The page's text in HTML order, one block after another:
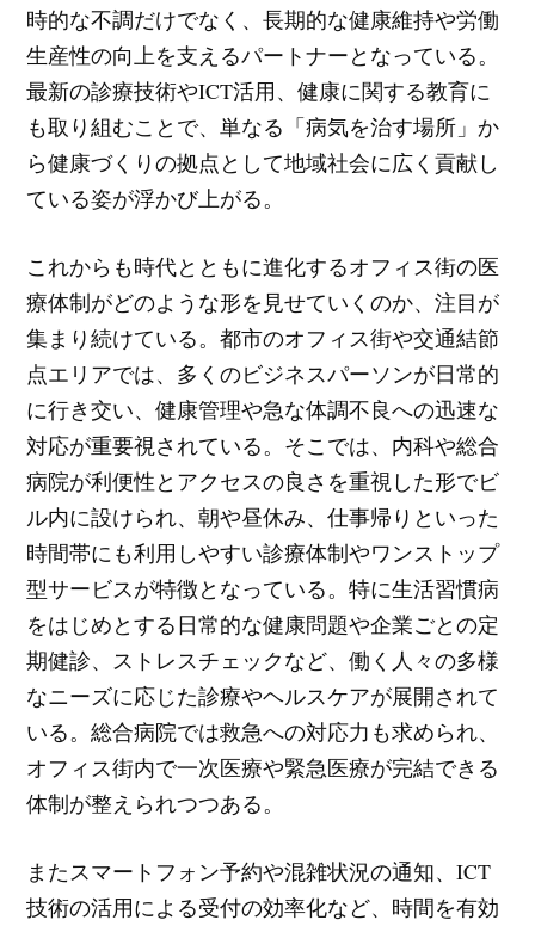
時的な不調だけでなく、長期的な健康維持や労働
生産性の向上を支えるパートナーとなっている。
最新の診療技術やICT活用、健康に関する教育に
も取り組むことで、単なる「病気を治す場所」か
ら健康づくりの拠点として地域社会に広く貢献し
ている姿が浮かび上がる。
これからも時代とともに進化するオフィス街の医
療体制がどのような形を見せていくのか、注目が
集まり続けている。都市のオフィス街や交通結節
点エリアでは、多くのビジネスパーソンが日常的
に行き交い、健康管理や急な体調不良への迅速な
対応が重要視されている。そこでは、内科や総合
病院が利便性とアクセスの良さを重視した形でビ
ル内に設けられ、朝や昼休み、仕事帰りといった
時間帯にも利用しやすい診療体制やワンストップ
型サービスが特徴となっている。特に生活習慣病
をはじめとする日常的な健康問題や企業ごとの定
期健診、ストレスチェックなど、働く人々の多様
なニーズに応じた診療やヘルスケアが展開されて
いる。総合病院では救急への対応力も求められ、
オフィス街内で一次医療や緊急医療が完結できる
体制が整えられつつある。
またスマートフォン予約や混雑状況の通知、ICT
技術の活用による受付の効率化など、時間を有効